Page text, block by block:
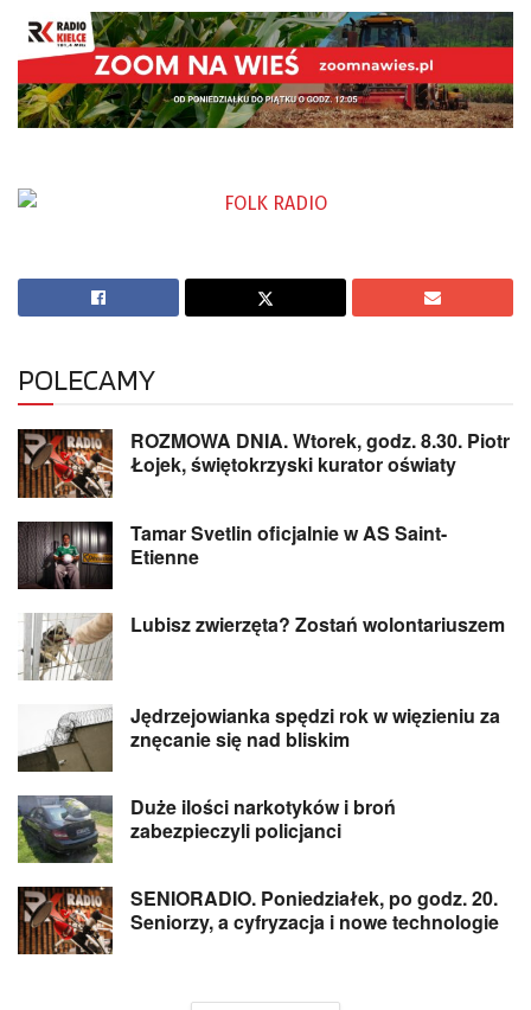
POLECAMY
ROZMOWA DNIA. Wtorek, godz. 8.30. Piotr
Łojek, świętokrzyski kurator oświaty
Tamar Svetlin oficjalnie w AS Saint-
Etienne
Lubisz zwierzęta? Zostań wolontariuszem
Jędrzejowianka spędzi rok w więzieniu za
znęcanie się nad bliskim
Duże ilości narkotyków i broń
zabezpieczyli policjanci
SENIORADIO. Poniedziałek, po godz. 20.
Seniorzy, a cyfryzacja i nowe technologie